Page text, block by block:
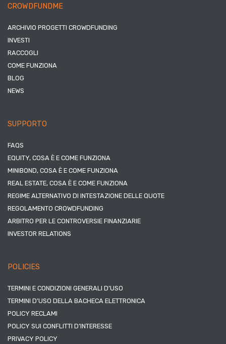
CROWDFUNDME
ARCHIVIO PROGETTI CROWDFUNDING
INVESTI
RACCOGLI
COME FUNZIONA
BLOG
NEWS
SUPPORTO
FAQS
EQUITY, COSA È E COME FUNZIONA
MINIBOND, COSA È E COME FUNZIONA
REAL ESTATE, COSA È E COME FUNZIONA
REGIME ALTERNATIVO DI INTESTAZIONE DELLE QUOTE
REGOLAMENTO CROWDFUNDING
ARBITRO PER LE CONTROVERSIE FINANZIARIE
INVESTOR RELATIONS
POLICIES
TERMINI E CONDIZIONI GENERALI D’USO
TERMINI D’USO DELLA BACHECA ELETTRONICA
POLICY RECLAMI
POLICY SUI CONFLITTI D’INTERESSE
PRIVACY POLICY